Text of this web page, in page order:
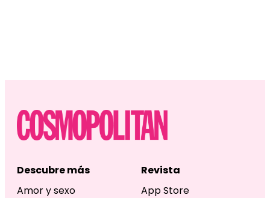
Descubre más
Amor y sexo
Revista
App Store